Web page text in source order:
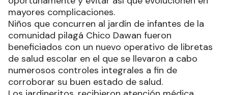
mayores complicaciones.
Niños que concurren al jardín de infantes de la
comunidad pilagá Chico Dawan fueron
beneficiados con un nuevo operativo de libretas
de salud escolar en el que se llevaron a cabo
numerosos controles integrales a fin de
corroborar su buen estado de salud.